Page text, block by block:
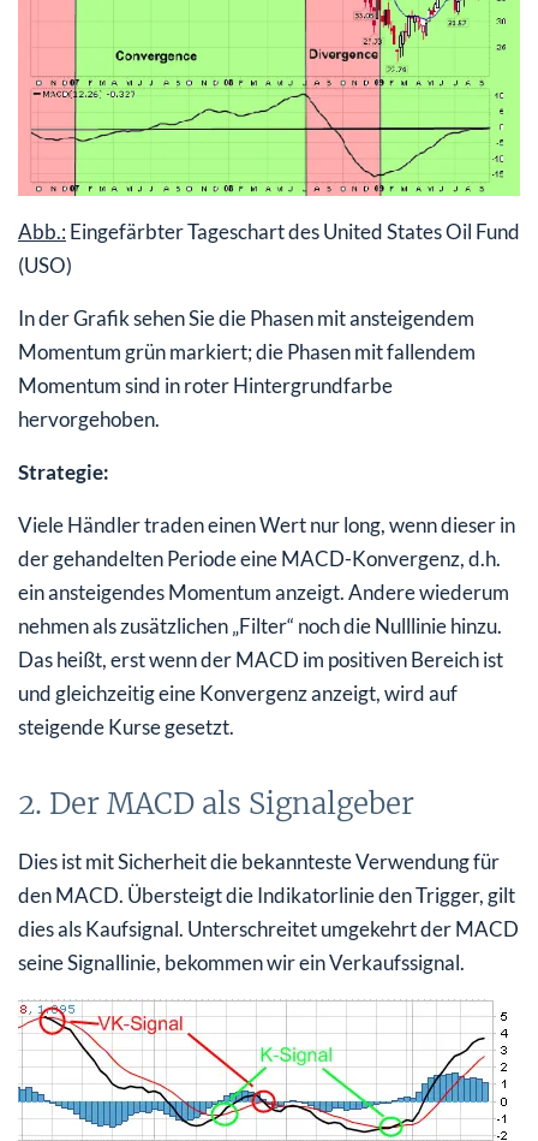
Abb.: Eingefärbter Tageschart des United States Oil Fund
(USO)
In der Grafik sehen Sie die Phasen mit ansteigendem
Momentum grün markiert; die Phasen mit fallendem
Momentum sind in roter Hintergrundfarbe
hervorgehoben.
Strategie:
Viele Händler traden einen Wert nur long, wenn dieser in
der gehandelten Periode eine MACD-Konvergenz, d.h.
ein ansteigendes Momentum anzeigt. Andere wiederum
nehmen als zusätzlichen „Filter“ noch die Nulllinie hinzu.
Das heißt, erst wenn der MACD im positiven Bereich ist
und gleichzeitig eine Konvergenz anzeigt, wird auf
steigende Kurse gesetzt.
2. Der MACD als Signalgeber
Dies ist mit Sicherheit die bekannteste Verwendung für
den MACD. Übersteigt die Indikatorlinie den Trigger, gilt
dies als Kaufsignal. Unterschreitet umgekehrt der MACD
seine Signallinie, bekommen wir ein Verkaufssignal.